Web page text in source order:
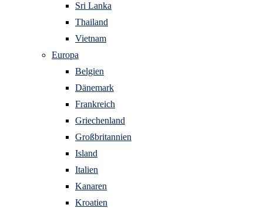
Sri Lanka
Thailand
Vietnam
Europa
Belgien
Dänemark
Frankreich
Griechenland
Großbritannien
Island
Italien
Kanaren
Kroatien